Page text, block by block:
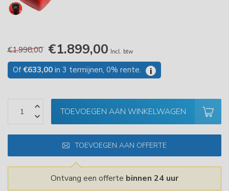
€1.998,00 €1.899,00 Incl. btw
Of€633,00 in 3 termijnen, 0% rente. i
TOEVOEGEN AAN WINKELWAGEN
TOEVOEGEN AAN OFFERTE
Ontvang een offerte binnen 24 uur